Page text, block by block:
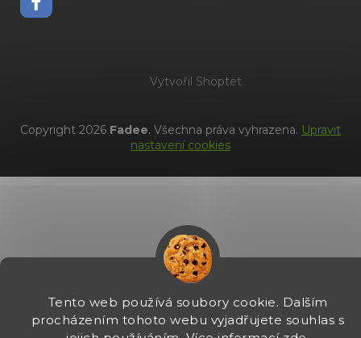
Tento web používá soubory cookie. Dalším
procházením tohoto webu vyjadřujete souhlas s
Vytvořil Shoptet
Copyright 2026 Fadee. Všechna práva vyhrazena. Upravit
nastavení cookies